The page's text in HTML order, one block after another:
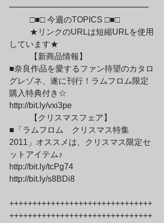
━━━━━━━━━━━━━━━━━
	□■□ 今週のTOPICS □■□
しています★
■奈良作品を愛するファン待望のカタロ
グレゾネ、遂に刊行！ラムフロム限定
購入特典付き☆
http://bit.ly/vxi3pe
■「ラムフロム　クリスマス特集
2011」オススメは、クリスマス限定セ
ットアイテム♪
http://bit.ly/tcPg74
http://bit.ly/s8BDi8
+++++++++++++++++++++++++++++++
+++++++++++++++++++++++++++++++